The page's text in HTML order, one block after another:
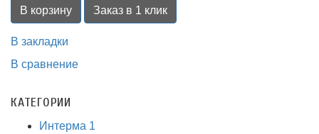
В корзину Заказ в 1 клик
В закладки
В сравнение
КАТЕГОРИИ
Интерма 1